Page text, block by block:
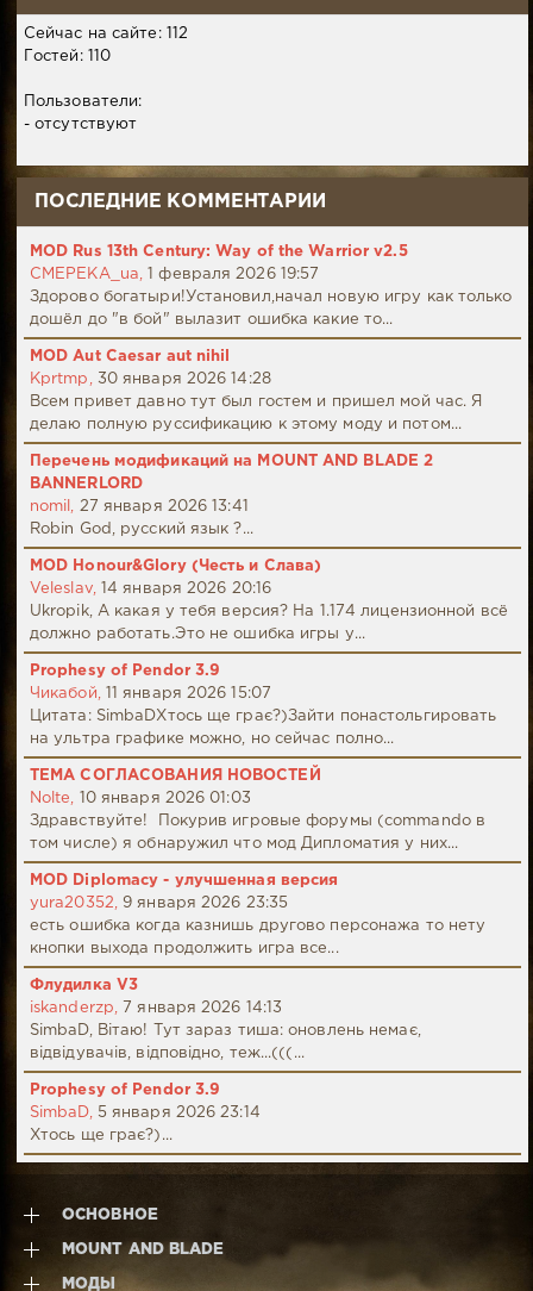
Сейчас на сайте: 112
Гостей: 110
Пользователи:
- отсутствуют
ПОСЛЕДНИЕ КОММЕНТАРИИ
MOD Rus 13th Century: Way of the Warrior v2.5
CMEPEKA_ua,
1 февраля 2026 19:57
Здорово богатыри!Установил,начал новую игру как только
дошёл до "в бой" вылазит ошибка какие то...
MOD Aut Caesar aut nihil
Kprtmp,
30 января 2026 14:28
Всем привет давно тут был гостем и пришел мой час. Я
делаю полную руссификацию к этому моду и потом...
Перечень модификаций на MOUNT AND BLADE 2
BANNERLORD
nomil,
27 января 2026 13:41
Robin God, русский язык ?...
MOD Honour&Glory (Честь и Слава)
Veleslav,
14 января 2026 20:16
Ukropik, А какая у тебя версия? На 1.174 лицензионной всё
должно работать.Это не ошибка игры у...
Prophesy of Pendor 3.9
Чикабой,
11 января 2026 15:07
Цитата: SimbaDХтось ще грає?)Зайти понастольгировать
на ультра графике можно, но сейчас полно...
ТЕМА СОГЛАСОВАНИЯ НОВОСТЕЙ
Nolte,
10 января 2026 01:03
Здравствуйте! Покурив игровые форумы (commando в
том числе) я обнаружил что мод Дипломатия у них...
MOD Diplomacy - улучшенная версия
yura20352,
9 января 2026 23:35
есть ошибка когда казнишь другово персонажа то нету
кнопки выхода продолжить игра все...
Флудилка V3
iskanderzp,
7 января 2026 14:13
SimbaD, Вітаю! Тут зараз тиша: оновлень немає,
відвідувачів, відповідно, теж...(((...
Prophesy of Pendor 3.9
SimbaD,
5 января 2026 23:14
Хтось ще грає?)...
ОСНОВНОЕ
MOUNT AND BLADE
МОДЫ